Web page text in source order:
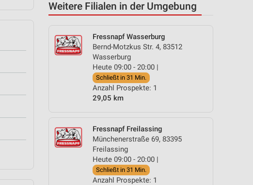
Weitere Filialen in der Umgebung
Fressnapf Wasserburg
Bernd-Motzkus Str. 4, 83512
Wasserburg
Heute 09:00 - 20:00 |
Schließt in 31 Min.
Anzahl Prospekte: 1
29,05 km
Fressnapf Freilassing
Münchenerstraße 69, 83395
Freilassing
Heute 09:00 - 20:00 |
Schließt in 31 Min.
Anzahl Prospekte: 1